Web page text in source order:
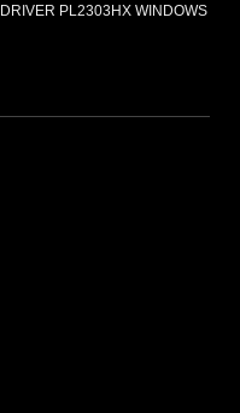
DRIVER PL2303HX WINDOWS